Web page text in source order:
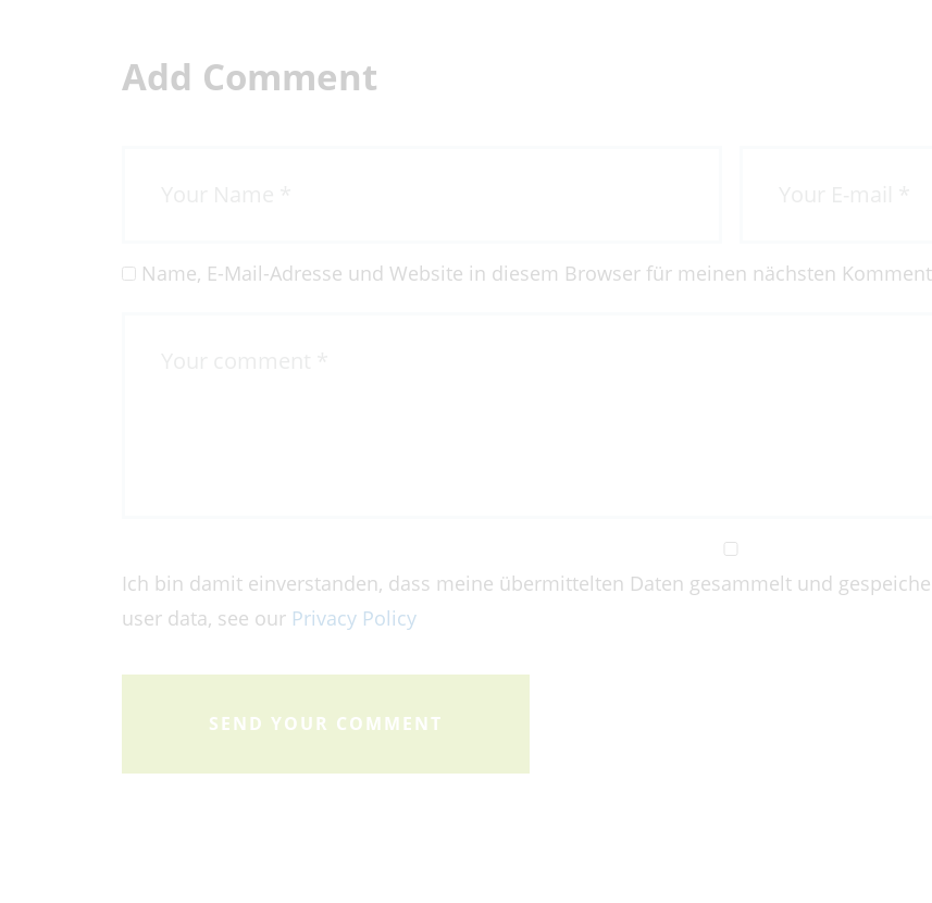
Add Comment
Name, E-Mail-Adresse und Website in diesem Browser für meinen nächsten
Ich bin damit einverstanden, dass meine übermittelten Daten gesammelt und
user data, see our Privacy Policy